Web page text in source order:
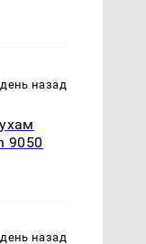
день назад
9050
день назад